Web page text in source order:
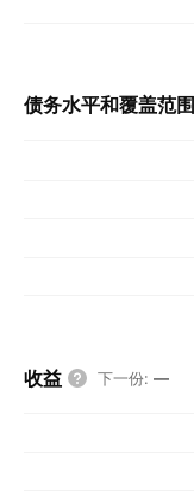
债务水平和覆盖范围
收益 下一份: —